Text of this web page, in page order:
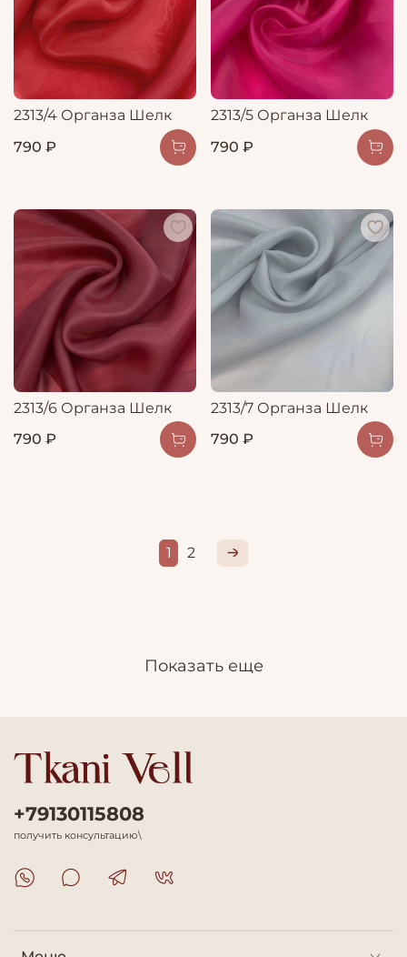
2313/4 Органза Шелк
790 ₽
2313/5 Органза Шелк
790 ₽
2313/6 Органза Шелк
790 ₽
2313/7 Органза Шелк
790 ₽
1 2
Показать еще
+79130115808
получить консультацию\